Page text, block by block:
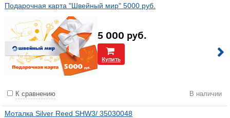
Подарочная карта "Швейный мир" 5000 руб.
5 000 руб.
Купить
К сравнению В наличии
Моталка Silver Reed SHW3/ 35030048